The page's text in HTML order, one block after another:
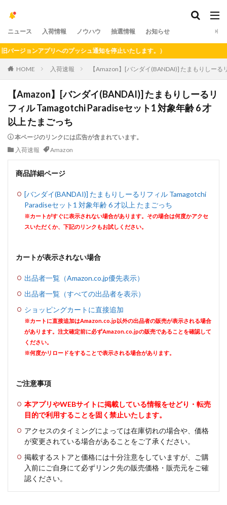
ニュース 入荷情報 ノウハウ 抽選情報 お知らせ
ョンアプリへのプッシュ通知を停止いたします。）
HOME 入荷速報 【Amazon】[バンダイ(BANDAI)] たまもりしー
【Amazon】[バンダイ(BANDAI)] たまもりしーるリ
フィル Tamagotchi Paradiseセット1 対象年齢 6 才
以上 たまごっち
本ページのリンクには広告が含まれています。
入荷速報
Amazon
商品詳細ページ
[バンダイ(BANDAI)] たまもりしーるリフィル Tamagotchi
Paradiseセット1 対象年齢 6 才以上 たまごっち
※カートがすぐに表示されない場合があります。その場合は何度かアクセ
スいただくか、下記のリンクもお試しください。
カートが表示されない場合
出品者一覧（Amazon.co.jp優先表示）
出品者一覧（すべての出品者を表示）
ショッピングカートに直接追加
※カートに直接追加はAmazon.co.jp以外の出品者の販売が表示される場合
があります。注文確定前に必ずAmazon.co.jpの販売であることを確認して
ください。
※何度かリロードをすることで表示される場合があります。
ご注意事項
本アプリやWEBサイトに掲載している情報をせどり・転売
目的で利用することを固く禁止いたします。
アクセスのタイミングによっては在庫切れの場合や、価格
が変更されている場合があることをご了承ください。
掲載するストアと価格には十分注意をしていますが、ご購
入前にご自身にて必ずリンク先の販売価格・販売元をご確
認ください。